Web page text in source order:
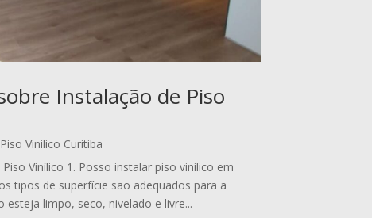
Instalação de Piso
Vinilico Curitiba
Vinílico 1. Posso instalar piso vinílico em
tipos de superfície são adequados para a
esteja limpo, seco, nivelado e livre...